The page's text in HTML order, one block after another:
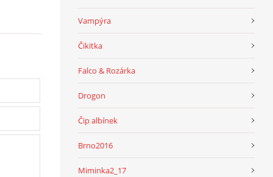
Vampýra
Čikitka
Falco & Rozárka
Drogon
Čip albínek
Brno2016
Miminka2_17